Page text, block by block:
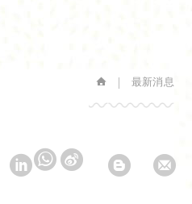
最新消息